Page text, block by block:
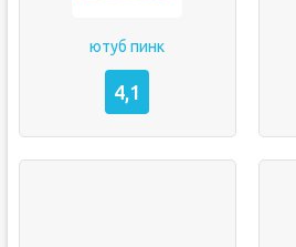
ютуб пинк
4,1